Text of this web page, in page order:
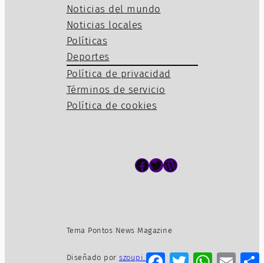
Noticias del mundo
Noticias locales
Políticas
Deportes
Política de privacidad
Términos de servicio
Política de cookies
Facebook Twitter WordPress
Tema Pontos News Magazine
Diseñado por szoupi.com Facebook
TwitterWhatsApp
Email